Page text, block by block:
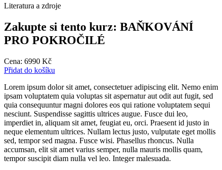
Literatura a zdroje
Zakupte si tento kurz: BAŇKOVÁNÍ
PRO POKROČILÉ
Cena: 6990 Kč
Přidat do košíku
Lorem ipsum dolor sit amet, consectetuer adipiscing elit. Nemo enim
ipsam voluptatem quia voluptas sit aspernatur aut odit aut fugit, sed
quia consequuntur magni dolores eos qui ratione voluptatem sequi
nesciunt. Suspendisse sagittis ultrices augue. Fusce dui leo,
imperdiet in, aliquam sit amet, feugiat eu, orci. Praesent id justo in
neque elementum ultrices. Nullam lectus justo, vulputate eget mollis
sed, tempor sed magna. Fusce wisi. Phasellus rhoncus. Nulla
accumsan, elit sit amet varius semper, nulla mauris mollis quam,
tempor suscipit diam nulla vel leo. Integer malesuada.